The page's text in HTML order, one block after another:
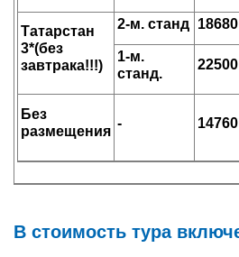
Татарстан
3*(без
завтрака!!!)
2-м. станд 18680
1-м.
станд.
22500
Без
размещения
-
В стоимость тура